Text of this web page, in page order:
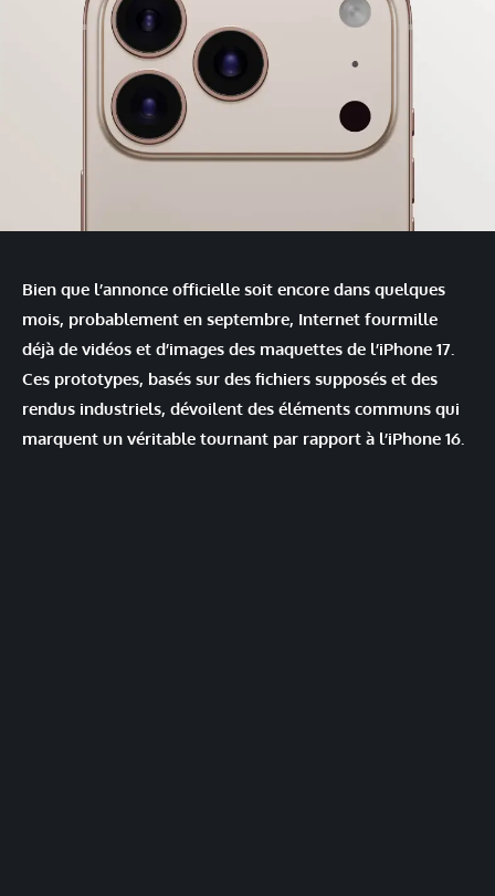
Bien que l’annonce officielle soit encore dans quelques
mois, probablement en septembre, Internet fourmille
déjà de vidéos et d’images des maquettes de l’iPhone 17.
Ces prototypes, basés sur des fichiers supposés et des
rendus industriels, dévoilent des éléments communs qui
marquent un véritable tournant par rapport à l’iPhone 16.